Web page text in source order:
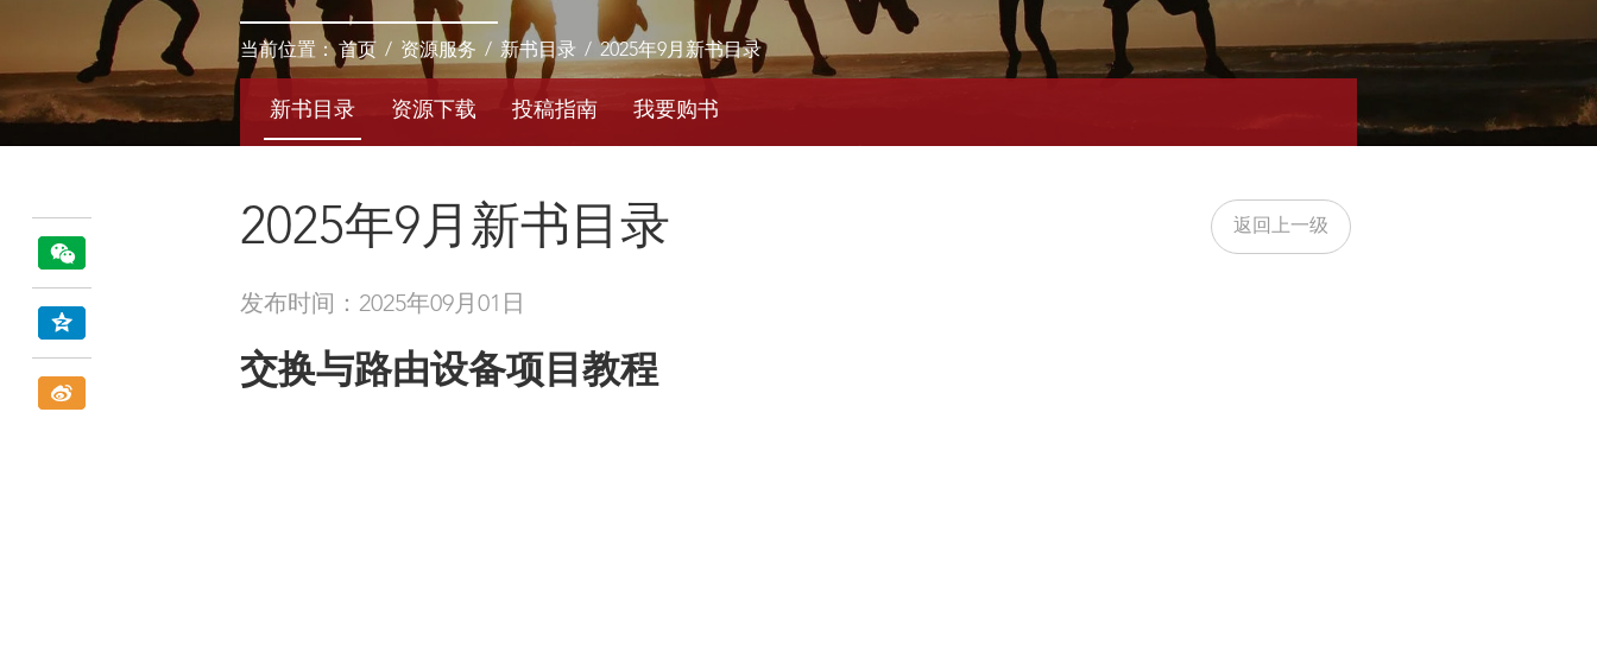
当前位置：首页 / 资源服务 / 新书目录 / 2025年9月新书目录
新书目录 资源下载 投稿指南 我要购书
2025年9月新书目录 返回上一级
发布时间：2025年09月01日
交换与路由设备项目教程